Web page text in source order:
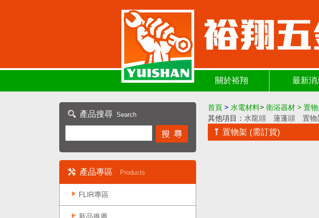
關於裕翔 最新消
產品搜尋 Search
產品專區 Products
FLIR專區
新品推薦
首頁 > 水電材料> 衛浴器材 > 置
其他項目： 水龍頭 蓮蓬頭 置物
置物架 (需訂貨)